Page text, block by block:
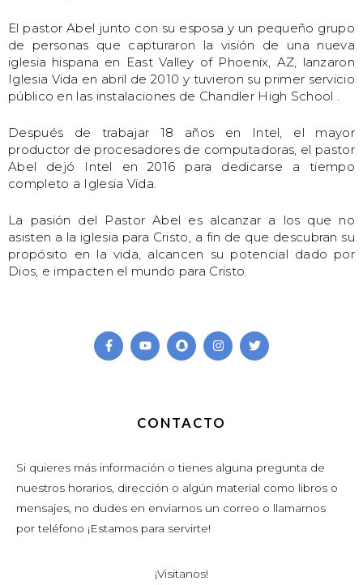
El pastor Abel junto con su esposa y un pequeño grupo
de personas que capturaron la visión de una nueva
iglesia hispana en East Valley of Phoenix, AZ, lanzaron
Iglesia Vida en abril de 2010 y tuvieron su primer servicio
público en las instalaciones de Chandler High School .
Después de trabajar 18 años en Intel, el mayor
productor de procesadores de computadoras, el pastor
Abel dejó Intel en 2016 para dedicarse a tiempo
completo a Iglesia Vida.
La pasión del Pastor Abel es alcanzar a los que no
asisten a la iglesia para Cristo, a fin de que descubran su
propósito en la vida, alcancen su potencial dado por
Dios, e impacten el mundo para Cristo.
CONTACTO
Si quieres más información o tienes alguna pregunta de
nuestros horarios, dirección o algún material como libros o
mensajes, no dudes en enviarnos un correo o llamarnos
por teléfono ¡Estamos para servirte!
¡Visitanos!